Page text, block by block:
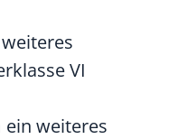
VI
ein weiteres